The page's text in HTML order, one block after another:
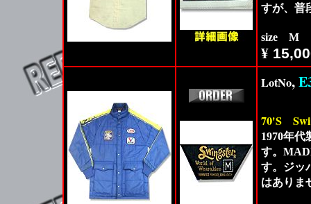
すが、普
size M
¥
LotNo,
70'S
1970年代
す。
す。ジッ
はありま